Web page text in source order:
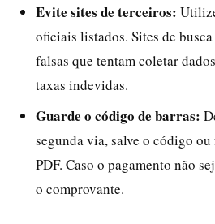
Evite sites de terceiros:
oficiais listados. Sites de
falsas que tentam coletar
taxas indevidas.
Guarde o código de barras:
segunda via, salve o código
PDF. Caso o pagamento não
o comprovante.